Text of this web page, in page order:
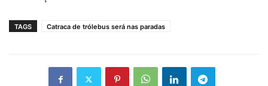
TAGS Catraca de trólebus será nas paradas